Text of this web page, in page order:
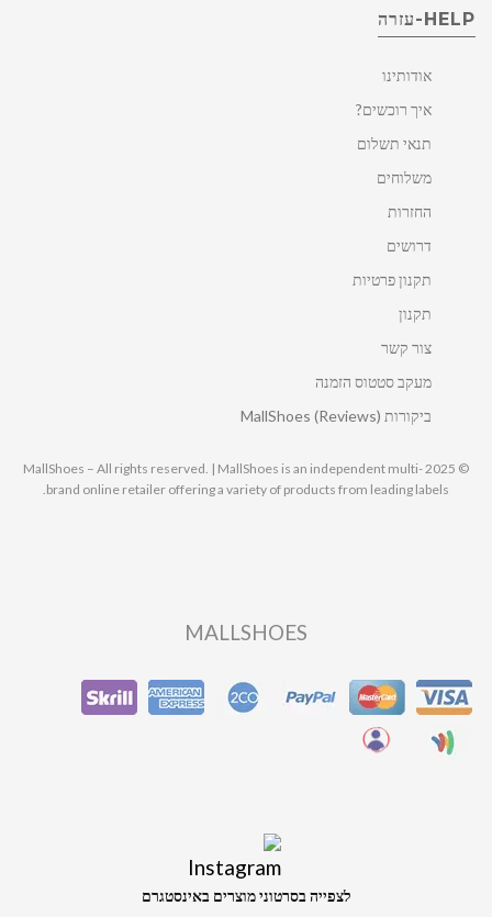
HELP-עזרה
אודותינו
איך רוכשים?
תנאי תשלום
משלוחים
החזרות
דרושים
תקנון פרטיות
תקנון
צור קשר
מעקב סטטוס הזמנה
ביקורות MallShoes (Reviews)
© 2025 MallShoes – All rights reserved. | MallShoes is an independent multi-
brand online retailer offering a variety of products from leading labels.
MALLSHOES
לצפייה בסרטוני מוצרים באינסטגרם